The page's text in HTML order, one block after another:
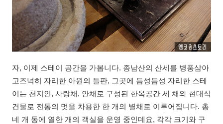
자, 이제 스테이 공간을 가봅니다. 종남산의 산세를 병풍삼아
고즈넉히 자리한 아원의 들판, 그곳에 듬성듬성 자리한 스테
이는 천지인, 사랑채, 안채로 구성된 한옥공간 세 채와 현대식
건물로 전통의 멋을 차용한 한 개의 별채로 이루어집니다. 총
네 개 동에 열한 개의 객실을 운영 중인데요, 각각 크기와 구